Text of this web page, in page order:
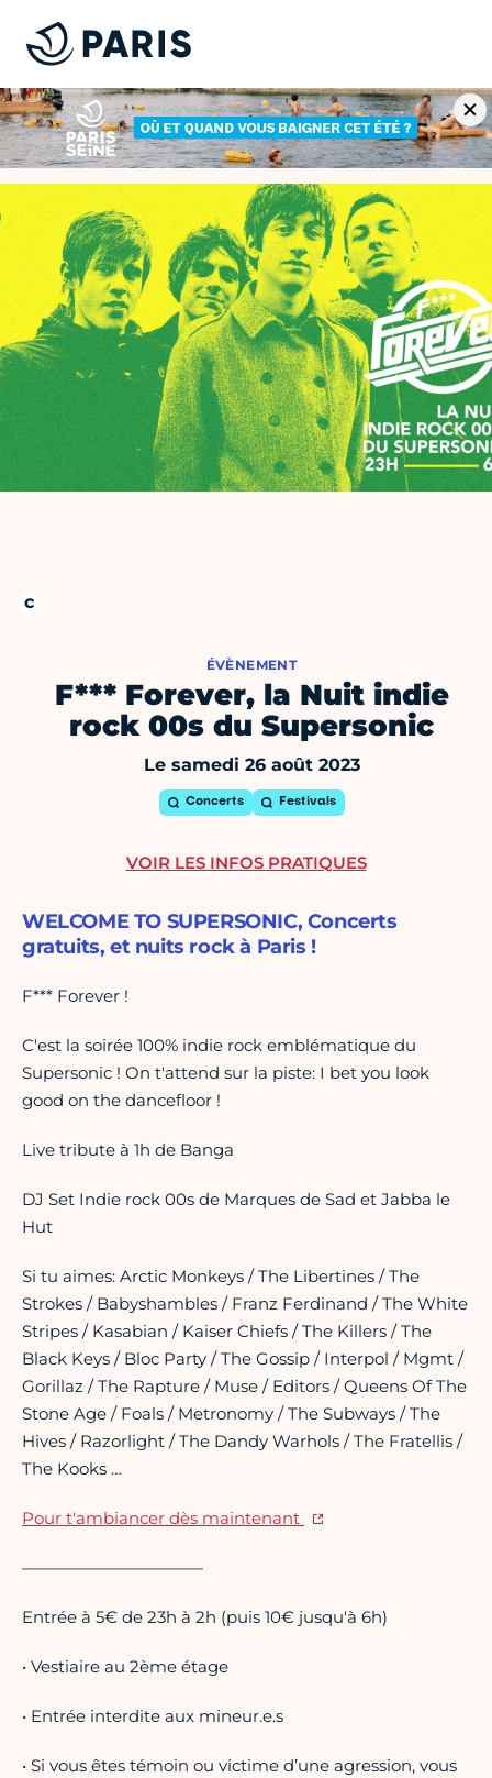
ÉVÈNEMENT
F*** Forever, la Nuit indie
rock 00s du Supersonic
Le samedi 26 août 2023
Concerts Festivals
WELCOME TO SUPERSONIC, Concerts
gratuits, et nuits rock à Paris !
F*** Forever !
C'est la soirée 100% indie rock emblématique du
Supersonic ! On t'attend sur la piste: I bet you look
good on the dancefloor !
Live tribute à 1h de Banga
DJ Set Indie rock 00s de Marques de Sad et Jabba le
Hut
Si tu aimes: Arctic Monkeys / The Libertines / The
Strokes / Babyshambles / Franz Ferdinand / The White
Stripes / Kasabian / Kaiser Chiefs / The Killers / The
Black Keys / Bloc Party / The Gossip / Interpol / Mgmt /
Gorillaz / The Rapture / Muse / Editors / Queens Of The
Stone Age / Foals / Metronomy / The Subways / The
Hives / Razorlight / The Dandy Warhols / The Fratellis /
The Kooks …
Pour t'ambiancer dès maintenant
———————————
Entrée à 5€ de 23h à 2h (puis 10€ jusqu'à 6h)
• Vestiaire au 2ème étage
• Entrée interdite aux mineur.e.s
• Si vous êtes témoin ou victime d’une agression, vous
VOIR LES INFOS PRATIQUES